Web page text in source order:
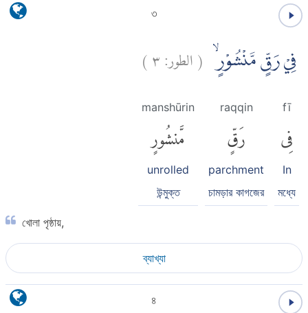
৩
فِيْ رَقٍّ مَّنْشُوْرٍۙ (الطور:٣)
fī
فِى
In
মধ্যে
raqqin
رَقٍّ
parchment
চামড়ার কাগজের
manshūrin
مَّنشُورٍ
unrolled
উন্মুক্ত
খোলা পৃষ্ঠায়,
ব্যাখ্যা
৪